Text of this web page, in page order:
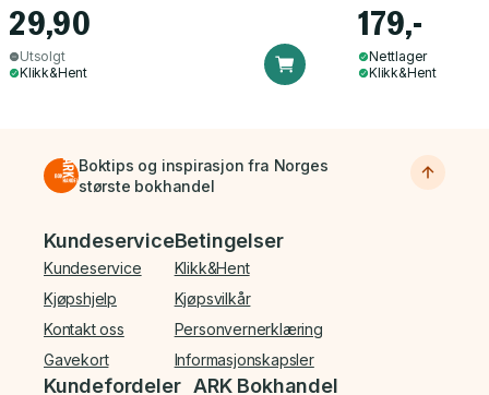
29,90
Utsolgt
Klikk&Hent
179,-
Nettlager
Klikk&Hent
Boktips og inspirasjon fra Norges
største bokhandel
Bunnmeny
Kundeservice
Kundeservice
Kjøpshjelp
Kontakt oss
Gavekort
Betingelser
Klikk&Hent
Kjøpsvilkår
Personvernerklæring
Informasjonskapsler
Kundefordeler ARK Bokhandel